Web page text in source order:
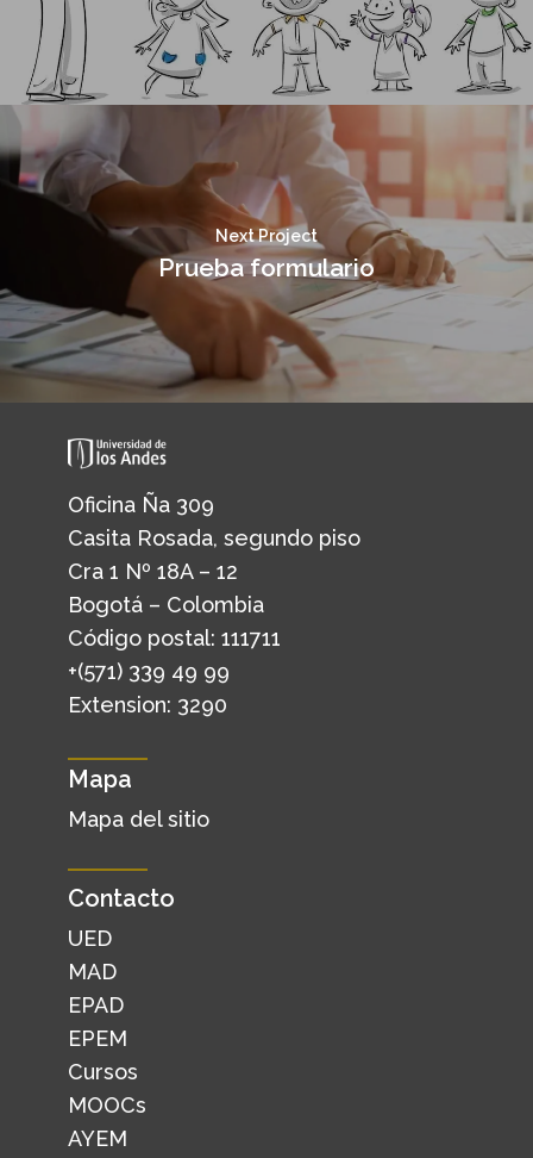
Next Project
Prueba formulario
Oficina Ña 309
Casita Rosada, segundo piso
Cra 1 Nº 18A – 12
Bogotá – Colombia
Código postal: 111711
+(571) 339 49 99
Extension: 3290
Mapa
Mapa del sitio
Contacto
UED
MAD
EPAD
EPEM
Cursos
MOOCs
AYEM